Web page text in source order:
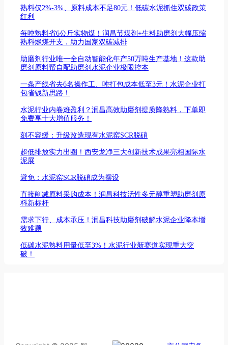
熟料仅2%-3%、原料成本不足80元！低碳水泥抓住双碳政策
红利
每吨熟料省6公斤实物煤！润昌节煤剂+生料助磨剂大幅压缩
熟料燃煤开支，助力国家双碳减排
助磨剂行业唯一全自动智能化年产50万吨生产基地！这款助
磨剂原料帮自配助磨剂水泥企业极限控本
一条产线省去6名操作工、吨打包成本低至3元！水泥企业打
包省钱新思路！
水泥行业内卷难盈利？润昌高效助磨剂提质降熟料，下单即
免费享十大增值服务！
刻不容缓：升级改造现有水泥窑SCR脱硝
超低排放实力出圈！西安龙净三大创新技术成果亮相国际水
泥展
避免：水泥窑SCR脱硝成为摆设
直接削减原料采购成本！润昌科技活性多元醇重塑助磨剂原
料新标杆
需求下行、成本承压！润昌科技助磨剂破解水泥企业降本增
效难题
低碳水泥熟料用量低至3%！水泥行业新赛道实现重大突
破！